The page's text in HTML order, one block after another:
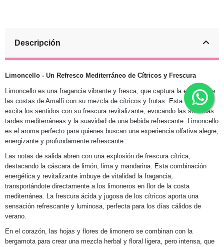
Descripción
Limoncello - Un Refresco Mediterráneo de Cítricos y Frescura
Limoncello es una fragancia vibrante y fresca, que captura la esencia de
las costas de Amalfi con su mezcla de cítricos y frutas. Esta fragancia
excita los sentidos con su frescura revitalizante, evocando las soleadas
tardes mediterráneas y la suavidad de una bebida refrescante. Limoncello
es el aroma perfecto para quienes buscan una experiencia olfativa alegre,
energizante y profundamente refrescante.
Las notas de salida abren con una explosión de frescura cítrica,
destacando la cáscara de limón, lima y mandarina. Esta combinación
energética y revitalizante imbuye de vitalidad la fragancia,
transportándote directamente a los limoneros en flor de la costa
mediterránea. La frescura ácida y jugosa de los cítricos aporta una
sensación refrescante y luminosa, perfecta para los días cálidos de
verano.
En el corazón, las hojas y flores de limonero se combinan con la
bergamota para crear una mezcla herbal y floral ligera, pero intensa, que